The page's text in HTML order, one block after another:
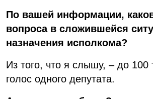
По вашей информации,
вопроса в сложившейся
назначения исполкома?
Из того, что я слышу, – до 100
голос одного депутата.